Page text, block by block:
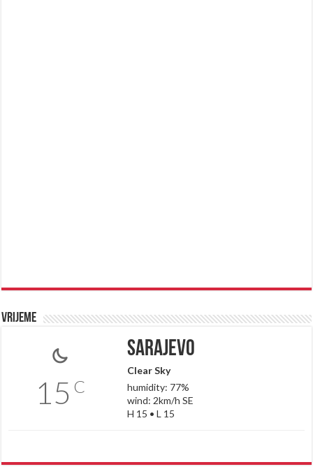
Vrijeme
15 C
Sarajevo
Clear Sky
humidity: 77%
wind: 2km/h SE
H 15 • L 15